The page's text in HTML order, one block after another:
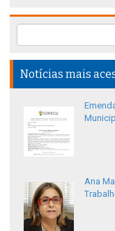
Notícias mais
Ana